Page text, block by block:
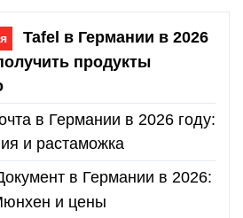
Tafel в Германии в 2026
продукты
в Германии в 2026 году:
и растаможка
в Германии в 2026:
и цены